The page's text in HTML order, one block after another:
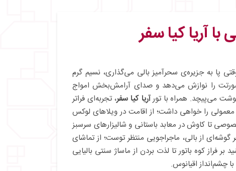
با آریا کیا سفر
پا به جزیره‌ی سحرآمیز بالی می‌گذاری، نسیم گرم
را نوازش می‌دهد و صدای آرامش‌بخش امواج
می‌پیچد. همراه با تورآریا کیا سفر، تجربه‌ای فراتر
را خواهی داشت؛ از اقامت در ویلاهای لوکس
تا کاوش در معابد باستانی و شالیزارهای سرسبز
گوشه‌ای از بالی، ماجراجویی منتظر توست؛ از تماشای
بر فراز کوه باتور تا لذت بردن از ماساژ سنتی بالیایی
چشم‌انداز اقیانوس.